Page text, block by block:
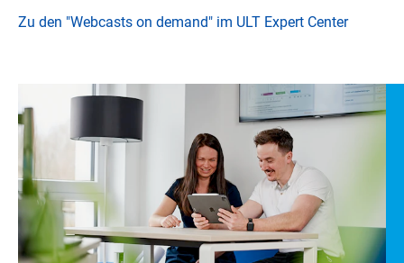
Zu den "Webcasts on demand" im ULT Expert Center